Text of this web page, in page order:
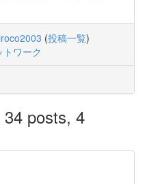
(投稿一覧)
トワーク
posts, 4